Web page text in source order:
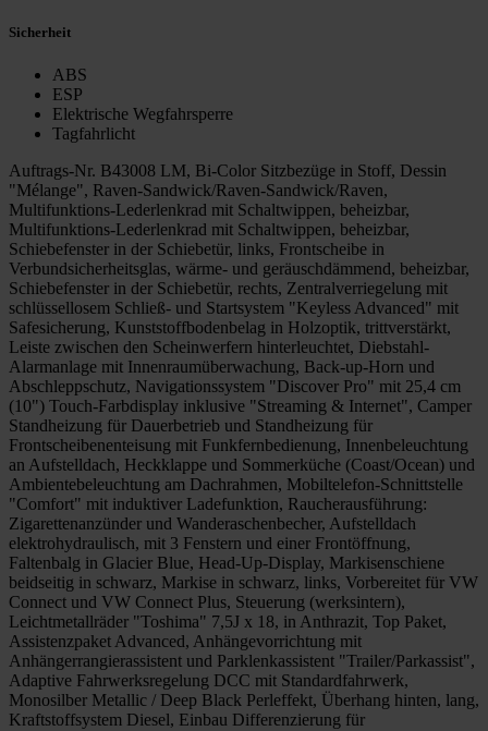
Sicherheit
ABS
ESP
Elektrische Wegfahrsperre
Tagfahrlicht
Auftrags-Nr. B43008 LM, Bi-Color Sitzbezüge in Stoff, Dessin
"Mélange", Raven-Sandwick/Raven-Sandwick/Raven,
Multifunktions-Lederlenkrad mit Schaltwippen, beheizbar,
Multifunktions-Lederlenkrad mit Schaltwippen, beheizbar,
Schiebefenster in der Schiebetür, links, Frontscheibe in
Verbundsicherheitsglas, wärme- und geräuschdämmend, beheizbar,
Schiebefenster in der Schiebetür, rechts, Zentralverriegelung mit
schlüssellosem Schließ- und Startsystem "Keyless Advanced" mit
Safesicherung, Kunststoffbodenbelag in Holzoptik, trittverstärkt,
Leiste zwischen den Scheinwerfern hinterleuchtet, Diebstahl-
Alarmanlage mit Innenraumüberwachung, Back-up-Horn und
Abschleppschutz, Navigationssystem "Discover Pro" mit 25,4 cm
(10") Touch-Farbdisplay inklusive "Streaming & Internet", Camper
Standheizung für Dauerbetrieb und Standheizung für
Frontscheibenenteisung mit Funkfernbedienung, Innenbeleuchtung
an Aufstelldach, Heckklappe und Sommerküche (Coast/Ocean) und
Ambientebeleuchtung am Dachrahmen, Mobiltelefon-Schnittstelle
"Comfort" mit induktiver Ladefunktion, Raucherausführung:
Zigarettenanzünder und Wanderaschenbecher, Aufstelldach
elektrohydraulisch, mit 3 Fenstern und einer Frontöffnung,
Faltenbalg in Glacier Blue, Head-Up-Display, Markisenschiene
beidseitig in schwarz, Markise in schwarz, links, Vorbereitet für VW
Connect und VW Connect Plus, Steuerung (werksintern),
Leichtmetallräder "Toshima" 7,5J x 18, in Anthrazit, Top Paket,
Assistenzpaket Advanced, Anhängevorrichtung mit
Anhängerrangierassistent und Parklenkassistent "Trailer/Parkassist",
Adaptive Fahrwerksregelung DCC mit Standardfahrwerk,
Monosilber Metallic / Deep Black Perleffekt, Überhang hinten, lang,
Kraftstoffsystem Diesel, Einbau Differenzierung für